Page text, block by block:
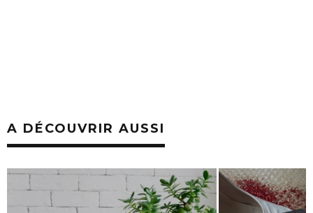
A DÉCOUVRIR AUSSI